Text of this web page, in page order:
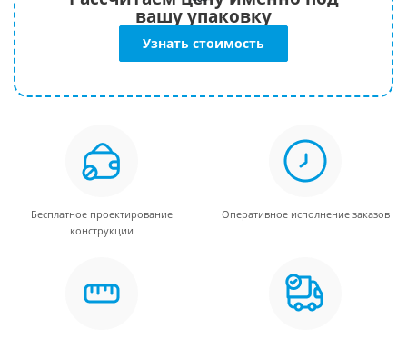
вашу упаковку
Узнать стоимость
Бесплатное проектирование
конструкции
Оперативное исполнение заказов